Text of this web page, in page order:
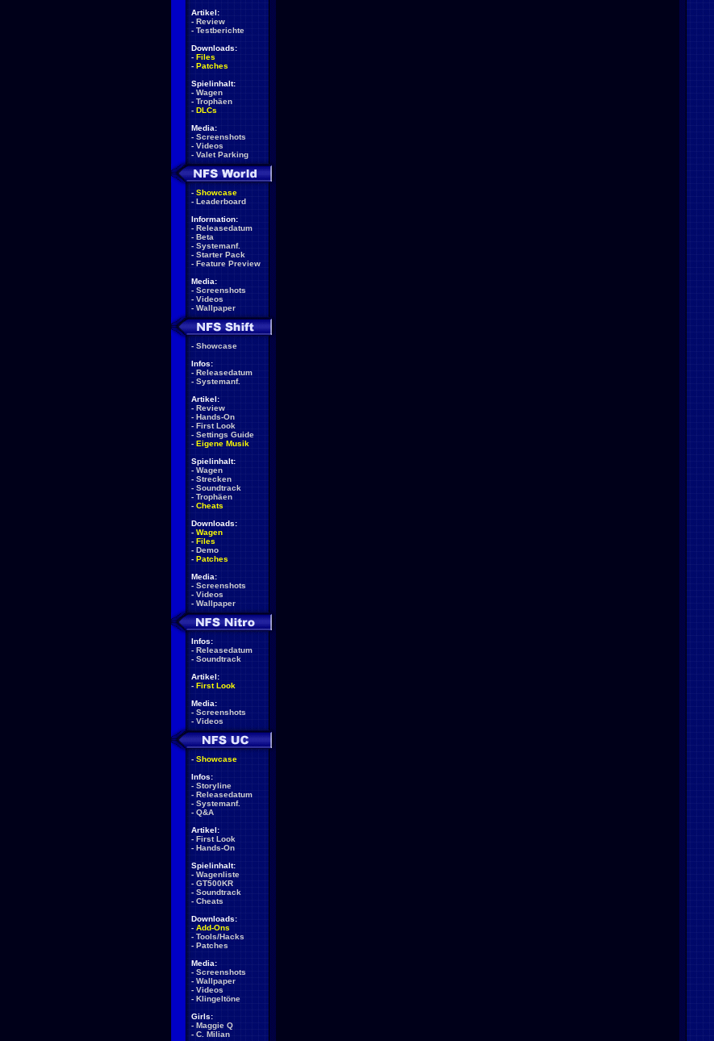
Artikel:
- Review
- Testberichte
Downloads:
- Files
- Patches
Spielinhalt:
- Wagen
- Trophäen
- DLCs
Media:
- Screenshots
- Videos
- Valet Parking
- Showcase
- Leaderboard
Information:
- Releasedatum
- Beta
- Systemanf.
- Starter Pack
- Feature Preview
Media:
- Screenshots
- Videos
- Wallpaper
- Showcase
Infos:
- Releasedatum
- Systemanf.
Artikel:
- Review
- Hands-On
- First Look
- Settings Guide
- Eigene Musik
Spielinhalt:
- Wagen
- Strecken
- Soundtrack
- Trophäen
- Cheats
Downloads:
- Wagen
- Files
- Demo
- Patches
Media:
- Screenshots
- Videos
- Wallpaper
Infos:
- Releasedatum
- Soundtrack
Artikel:
- First Look
Media:
- Screenshots
- Videos
- Showcase
Infos:
- Storyline
- Releasedatum
- Systemanf.
- Q&A
Artikel:
- First Look
- Hands-On
Spielinhalt:
- Wagenliste
- GT500KR
- Soundtrack
- Cheats
Downloads:
- Add-Ons
- Tools/Hacks
- Patches
Media:
- Screenshots
- Wallpaper
- Videos
- Klingeltöne
Girls:
- Maggie Q
- C. Milian